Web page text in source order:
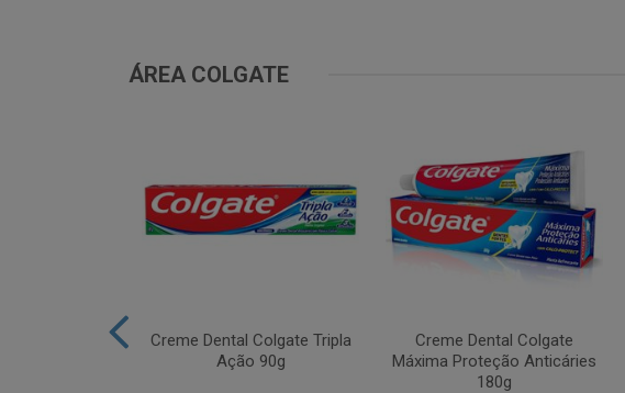
ÁREA COLGATE
Creme Dental Colgate Tripla
Ação 90g
Creme Dental Colgate
Máxima Proteção Anticáries
180g